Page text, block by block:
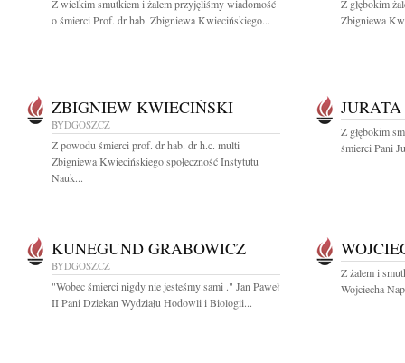
Z wielkim smutkiem i żalem przyjęliśmy wiadomość
o śmierci Prof. dr hab. Zbigniewa Kwiecińskiego...
Z głębokim
Zbigniewa
ZBIGNIEW KWIECIŃSKI
BYDGOSZCZ
Z powodu śmierci prof. dr hab. dr h.c. multi
Zbigniewa Kwiecińskiego społeczność Instytutu
Nauk...
Z głębokim
śmierci Pani
KUNEGUND GRABOWICZ
BYDGOSZCZ
"Wobec śmierci nigdy nie jesteśmy sami ." Jan Paweł
II Pani Dziekan Wydziału Hodowli i Biologii...
Z żalem i
Wojciecha